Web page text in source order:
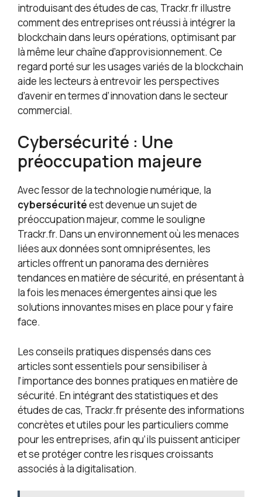
introduisant des études de cas, Trackr.fr illustre
comment des entreprises ont réussi à intégrer la
blockchain dans leurs opérations, optimisant par
là même leur chaîne d’approvisionnement. Ce
regard porté sur les usages variés de la blockchain
aide les lecteurs à entrevoir les perspectives
d’avenir en termes d’innovation dans le secteur
commercial.
Cybersécurité : Une
préoccupation majeure
Avec l’essor de la technologie numérique, la
cybersécuritéest devenue un sujet de
préoccupation majeur, comme le souligne
Trackr.fr. Dans un environnement où les menaces
liées aux données sont omniprésentes, les
articles offrent un panorama des dernières
tendances en matière de sécurité, en présentant à
la fois les menaces émergentes ainsi que les
solutions innovantes mises en place pour y faire
face.
Les conseils pratiques dispensés dans ces
articles sont essentiels pour sensibiliser à
l’importance des bonnes pratiques en matière de
sécurité. En intégrant des statistiques et des
études de cas, Trackr.fr présente des informations
concrètes et utiles pour les particuliers comme
pour les entreprises, afin qu’ils puissent anticiper
et se protéger contre les risques croissants
associés à la digitalisation.